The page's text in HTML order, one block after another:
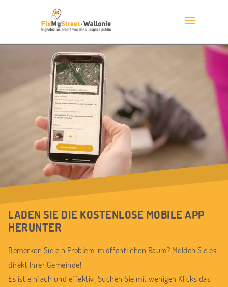
LADEN SIE DIE KOSTENLOSE MOBILE APP
HERUNTER
Bemerken Sie ein Problem im öffentlichen Raum? Melden Sie es
direkt Ihrer Gemeinde!
Es ist einfach und effektiv. Suchen Sie mit wenigen Klicks das